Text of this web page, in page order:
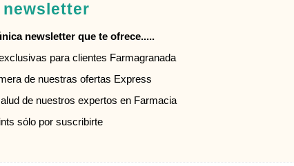
newsletter que te ofrece.....
para clientes Farmagranada
de nuestras ofertas Express
de nuestros expertos en Farmacia
sólo por suscribirte